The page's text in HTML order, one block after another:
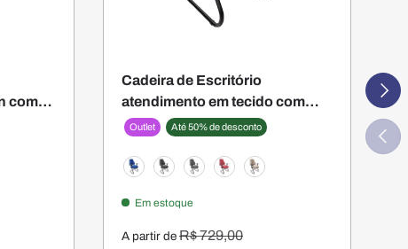
com
Cadeira de Escritório
atendimento em tecido com
braço - Firenze
Outlet Até 50% de desconto
Em estoque
A partir de Preço normal
R$ 729,00